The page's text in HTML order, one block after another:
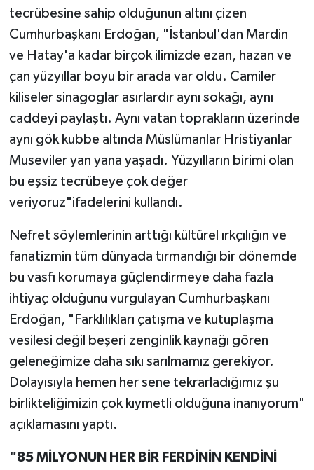
tecrübesine sahip olduğunun altını çizen
Cumhurbaşkanı Erdoğan, "İstanbul'dan Mardin
ve Hatay'a kadar birçok ilimizde ezan, hazan ve
çan yüzyıllar boyu bir arada var oldu. Camiler
kiliseler sinagoglar asırlardır aynı sokağı, aynı
caddeyi paylaştı. Aynı vatan toprakların üzerinde
aynı gök kubbe altında Müslümanlar Hristiyanlar
Museviler yan yana yaşadı. Yüzyılların birimi olan
bu eşsiz tecrübeye çok değer
veriyoruz"ifadelerini kullandı.
Nefret söylemlerinin arttığı kültürel ırkçılığın ve
fanatizmin tüm dünyada tırmandığı bir dönemde
bu vasfı korumaya güçlendirmeye daha fazla
ihtiyaç olduğunu vurgulayan Cumhurbaşkanı
Erdoğan, "Farklılıkları çatışma ve kutuplaşma
vesilesi değil beşeri zenginlik kaynağı gören
geleneğimize daha sıkı sarılmamız gerekiyor.
Dolayısıyla hemen her sene tekrarladığımız şu
birlikteliğimizin çok kıymetli olduğuna inanıyorum"
açıklamasını yaptı.
"85 MİLYONUN HER BİR FERDİNİN KENDİNİ